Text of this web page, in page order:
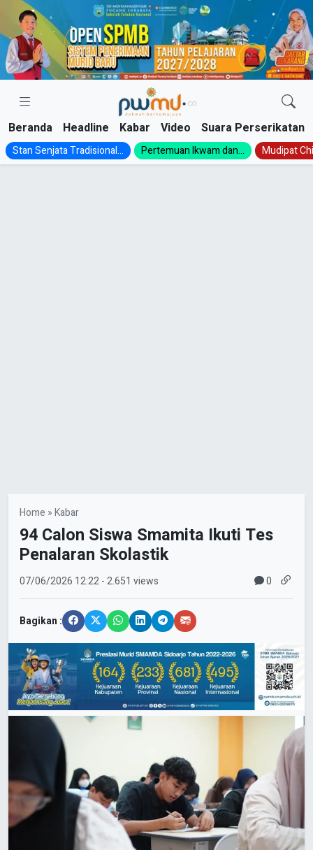
Skip
content
Beranda Headline Kabar Video Suara Perserikatan
Stan Senjata Tradisional... Pertemuan Ikwam dan... Mudipat
Home »Kabar
94 Calon Siswa Smamita Ikuti Tes
Penalaran Skolastik
07/06/2026 12:22- 2.651 views 0
Bagikan :